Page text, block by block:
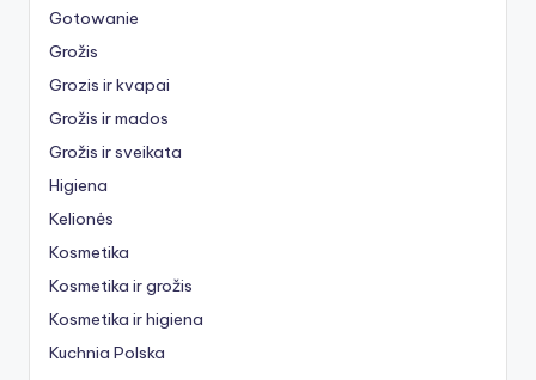
Gotowanie
Grožis
Grozis ir kvapai
Grožis ir mados
Grožis ir sveikata
Higiena
Kelionės
Kosmetika
Kosmetika ir grožis
Kosmetika ir higiena
Kuchnia Polska